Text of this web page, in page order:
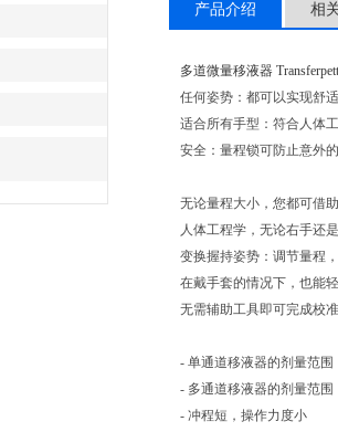
产品介绍 相
多道微量移液器
任何姿势：都可以实现舒
适合所有手型：符合人体
安全：量程锁可防止意外
无论量程大小，您都可借
人体工程学，无论右手还
变换握持姿势：调节量程
在戴手套的情况下，也能
无需辅助工具即可完成校
- 单通道移液器的剂量范围
- 多通道移液器的剂量范围
- 冲程短，操作力度小